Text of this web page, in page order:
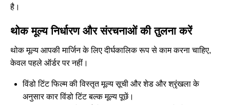
है।
थोक मूल्य निर्धारण और संरचनाओं की तुलना करें
थोक मूल्य आपकी मार्जिन के लिए दीर्घकालिक रूप से काम करना चाहिए,
केवल पहले ऑर्डर पर नहीं।
विंडो टिंट फिल्म की विस्तृत मूल्य सूची और शेड और श्रृंखला के
अनुसार कार विंडो टिंट बल्क मूल्य पूछें।